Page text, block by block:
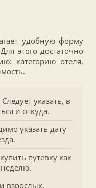
удобную форму
этого достаточно
категорию отеля,
указать, в
и откуда.
указать дату
путевку как
взрослых.